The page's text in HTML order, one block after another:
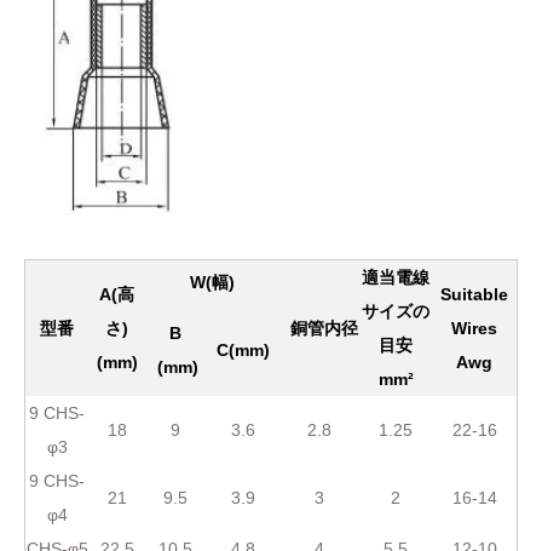
型番
A(高
さ)
(mm)
W(幅)
銅管内径
適当電線
サイズの
目安
mm²
Suitable
Wires
Awg
B
(mm)
C(mm)
9 CHS-
φ3
18 9 3.6 2.8 1.25 22-16
9 CHS-
φ4
21 9.5 3.9 3 2 16-14